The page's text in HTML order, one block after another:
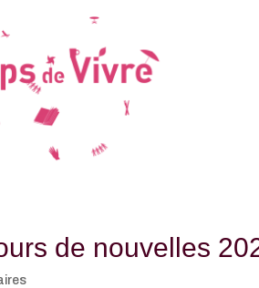
de nouvelles